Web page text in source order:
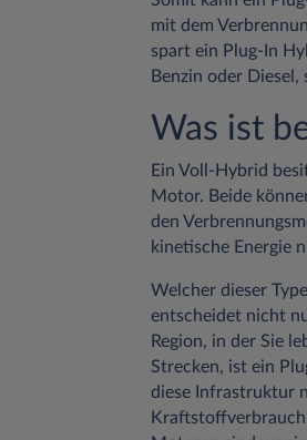
mit dem
spart ein Plug-In
Benzin oder
Was ist
Ein Voll-Hybrid
Motor. Beide
den
kinetische Energie
Welcher dieser
entscheidet nicht
Region, in der Sie
Strecken, ist ein
diese Infrastruktur